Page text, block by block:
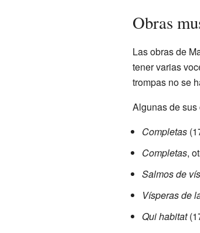
Obras
Las obras de
tener varias
trompas no se
Algunas de
Completas
Completas,
Salmos de
Vísperas de
Qui habitat